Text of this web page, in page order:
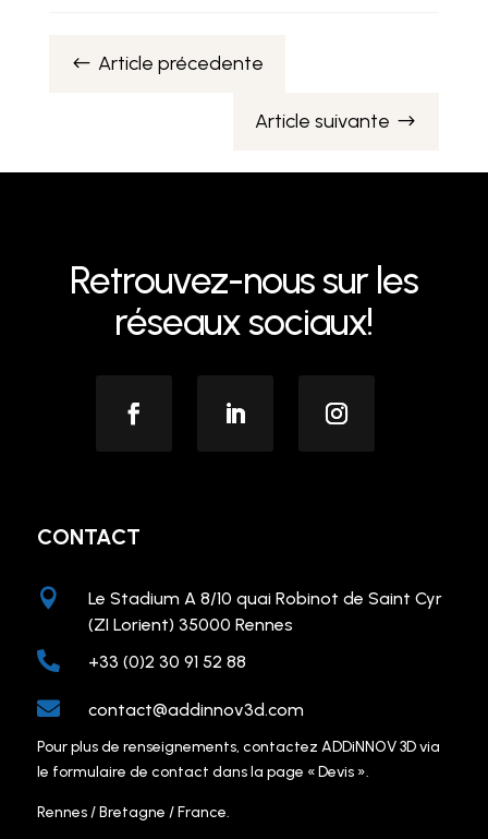
# Article précedente
Article suivante $
Retrouvez-nous sur les
réseaux sociaux!
CONTACT

Le Stadium A 8/10 quai Robinot de Saint Cyr
(ZI Lorient) 35000 Rennes
 +33 (0)2 30 91 52 88
 contact@addinnov3d.com
Pour plus de renseignements, contactez ADDiNNOV 3D via
le formulaire de contact dans la page « Devis ».
Rennes / Bretagne / France.